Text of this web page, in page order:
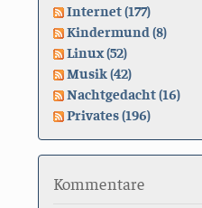
Internet (177)
Kindermund (8)
Linux (52)
Musik (42)
Nachtgedacht (16)
Privates (196)
Kommentare